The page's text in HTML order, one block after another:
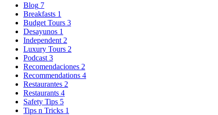
Blog 7
Breakfasts 1
Budget Tours 3
Desayunos 1
Independent 2
Luxury Tours 2
Podcast 3
Recomendaciones 2
Recommendations 4
Restaurantes 2
Restaurants 4
Safety Tips 5
Tips n Tricks 1